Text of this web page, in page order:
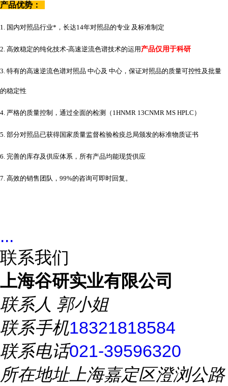
产品优势：
1. 国内对照品行业*，长达14年对照品的专业 及标准制定
2. 高效稳定的纯化技术-高速逆流色谱技术的运用 产品仅用于科研
3. 特有的高速逆流色谱对照品 中心及 中心，保证对照品的质量可控性及批量
的稳定性
4. 严格的质量控制，通过全面的检测（1HNMR 13CNMR MS HPLC）
5. 部分对照品已获得国家质量监督检验检疫总局颁发的标准物质证书
6. 完善的库存及供应体系，所有产品均能现货供应
7. 高效的销售团队，99%的咨询可即时回复。
...
联系我们
上海谷研实业有限公司
联系人 郭小姐
联系手机18321818584
联系电话021-39596320
所在地址上海嘉定区澄浏公路